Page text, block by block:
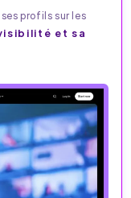
profils sur les
et sa